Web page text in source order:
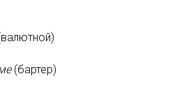
(бартер)